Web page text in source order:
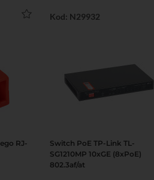
RJ-
Kod: N29932
Do koszyka Podgląd
Switch PoE TP-Link TL-
SG1210MP 10xGE (8xPoE)
802.3af/at